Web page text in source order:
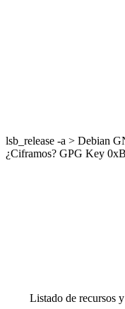
lsb_release -a > Debian
¿Ciframos? GPG Key
Listado de recursos